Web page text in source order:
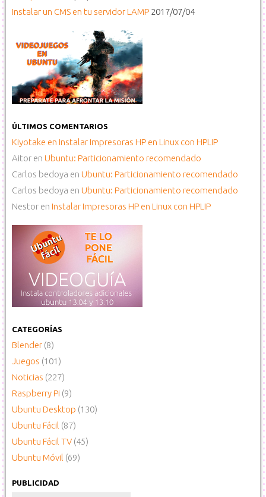
Instalar un CMS en tu servidor LAMP 2017/07/04
ÚLTIMOS COMENTARIOS
Kiyotake en Instalar Impresoras HP en Linux con HPLIP
Aitor en Ubuntu: Particionamiento recomendado
Carlos bedoya en Ubuntu: Particionamiento recomendado
Carlos bedoya en Ubuntu: Particionamiento recomendado
Nestor en Instalar Impresoras HP en Linux con HPLIP
CATEGORÍAS
Blender (8)
Juegos (101)
Noticias (227)
Raspberry Pi (9)
Ubuntu Desktop (130)
Ubuntu Fácil (87)
Ubuntu Fácil TV (45)
Ubuntu Móvil (69)
PUBLICIDAD